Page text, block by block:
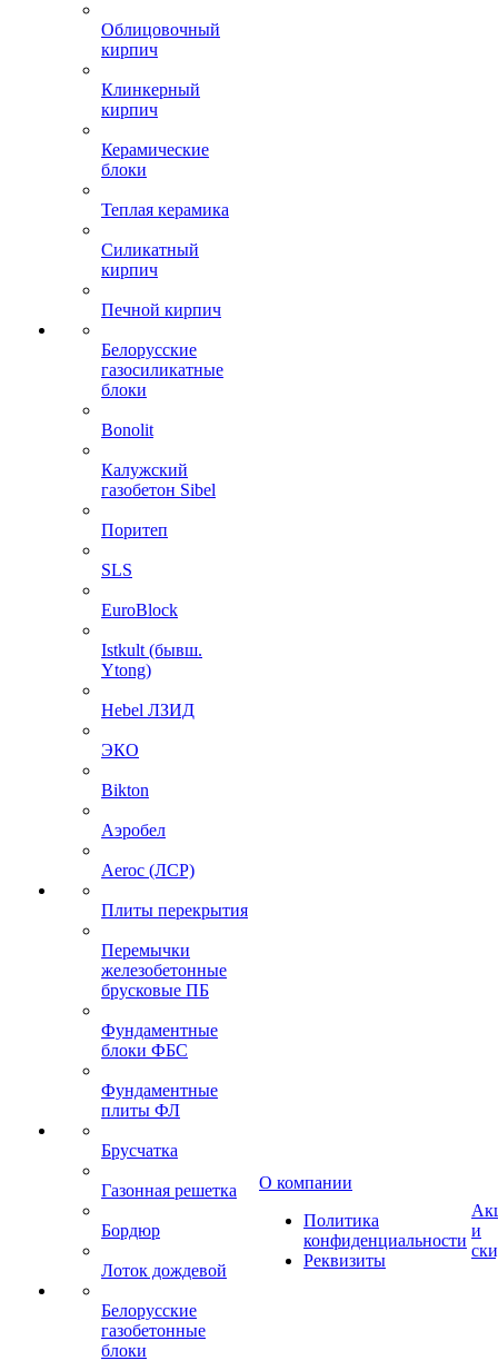
Облицовочный
кирпич
Клинкерный
кирпич
Керамические
блоки
Теплая керамика
Силикатный
кирпич
Печной кирпич
Белорусские
газосиликатные
блоки
Bonolit
Калужский
газобетон Sibel
Поритеп
SLS
EuroBlock
Istkult (бывш.
Ytong)
Hebel ЛЗИД
ЭКО
Bikton
Аэробел
Aeroc (ЛСР)
Плиты перекрытия
Перемычки
железобетонные
брусковые ПБ
Фундаментные
блоки ФБС
Фундаментные
плиты ФЛ
Брусчатка
Газонная решетка
Бордюр
Лоток дождевой
Белорусские
газобетонные
блоки
О компании
Политика
конфиденциальности
Реквизиты
и